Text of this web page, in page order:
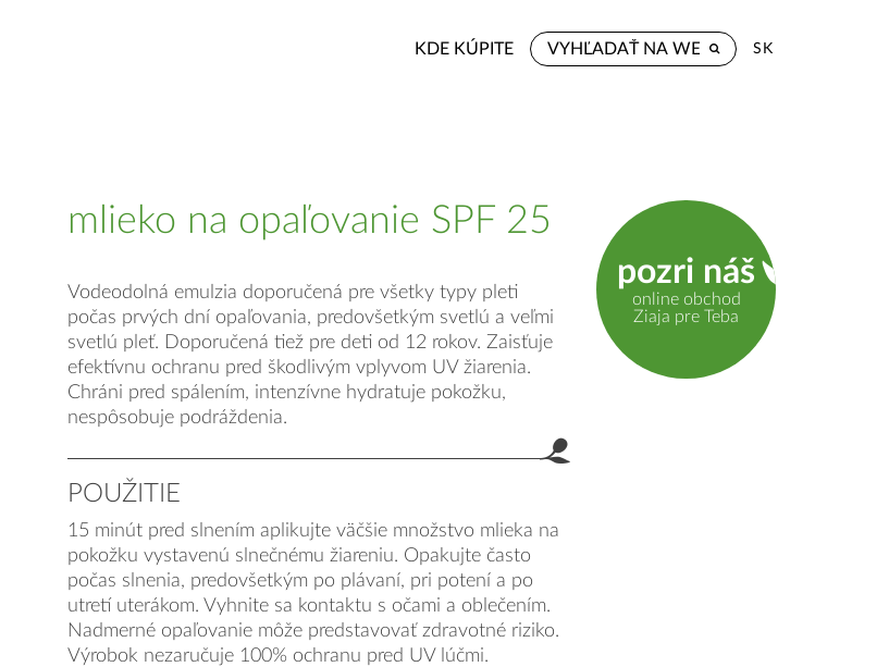
KDE KÚPITE SK
mlieko na opaľovanie SPF 25
Vodeodolná emulzia doporučená pre všetky typy pleti
počas prvých dní opaľovania, predovšetkým svetlú a veľmi
svetlú pleť. Doporučená tiež pre deti od 12 rokov. Zaisťuje
efektívnu ochranu pred škodlivým vplyvom UV žiarenia.
Chráni pred spálením, intenzívne hydratuje pokožku,
nespôsobuje podráždenia.
POUŽITIE
15 minút pred slnením aplikujte väčšie množstvo mlieka na
pokožku vystavenú slnečnému žiareniu. Opakujte často
počas slnenia, predovšetkým po plávaní, pri potení a po
utretí uterákom. Vyhnite sa kontaktu s očami a oblečením.
Nadmerné opaľovanie môže predstavovať zdravotné riziko.
Výrobok nezaručuje 100% ochranu pred UV lúčmi.
pozri náš
online obchod
Ziaja pre Teba